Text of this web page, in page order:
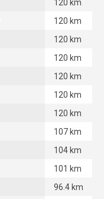
120 km
120 km
120 km
120 km
120 km
120 km
120 km
107 km
104 km
101 km
96.4 km